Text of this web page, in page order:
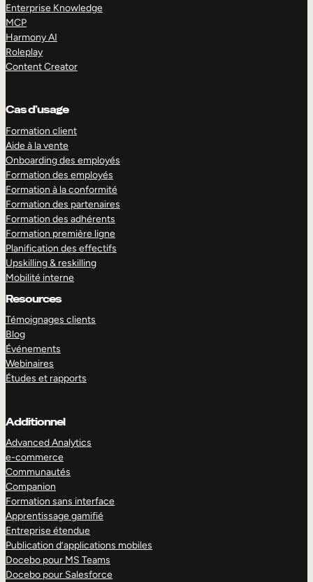
Enterprise Knowledge
MCP
Harmony AI
Roleplay
Content Creator
Cas d’usage
Formation client
Aide à la vente
Onboarding des employés
Formation des employés
Formation à la conformité
Formation des partenaires
Formation des adhérents
Formation première ligne
Planification des effectifs
Upskilling & reskilling
Mobilité interne
Resources
Témoignages clients
Blog
Événements
Webinaires
Études et rapports
Additionnel
Advanced Analytics
e-commerce
Communautés
Companion
Formation sans interface
Apprentissage gamifié
Entreprise étendue
Publication d’applications mobiles
Docebo pour MS Teams
Docebo pour Salesforce